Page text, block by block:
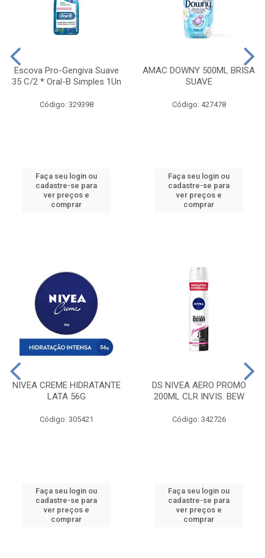
Escova Pro-Gengiva Suave
35 C/2 * Oral-B Simples 1Un
Código: 329398
Faça seu login ou
cadastre-se para
ver preços e
comprar
AMAC DOWNY 500ML BRISA
SUAVE
Código: 427478
Faça seu login ou
cadastre-se para
ver preços e
comprar
NIVEA CREME HIDRATANTE
LATA 56G
Código: 305421
Faça seu login ou
cadastre-se para
ver preços e
comprar
DS NIVEA AERO PROMO
200ML CLR INVIS. BEW
Código: 342726
Faça seu login ou
cadastre-se para
ver preços e
comprar